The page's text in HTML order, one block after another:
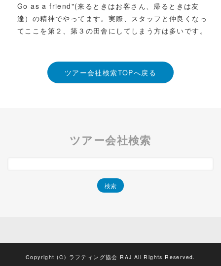
Go as a friend"(来るときはお客さん、帰るときは友
達）の精神でやってます。実際、スタッフと仲良くなっ
てここを第２、第３の田舎にしてしまう方は多いです。
ツアー会社検索TOPへ戻る
ツアー会社検索
Copyright (C) ラフティング協会 RAJ All Rights Reserved.